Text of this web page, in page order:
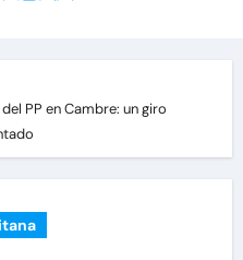
PP en Cambre: un giro